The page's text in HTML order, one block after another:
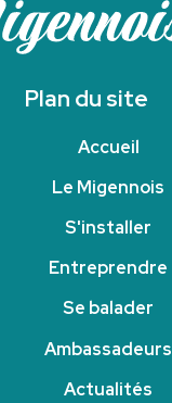
Plan du site
Accueil
Le Migennois
S'installer
Entreprendre
Se balader
Ambassadeurs
Actualités